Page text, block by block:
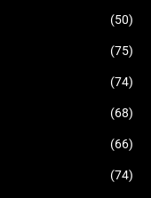
(50)
(75)
(74)
(68)
(66)
(74)